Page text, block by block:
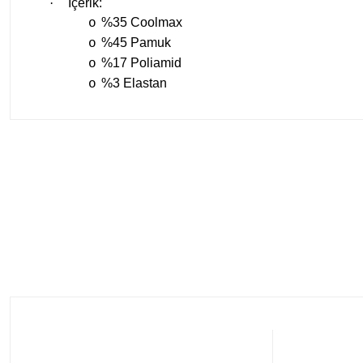
o %35 Coolmax
o %45 Pamuk
o %17 Poliamid
o %3 Elastan